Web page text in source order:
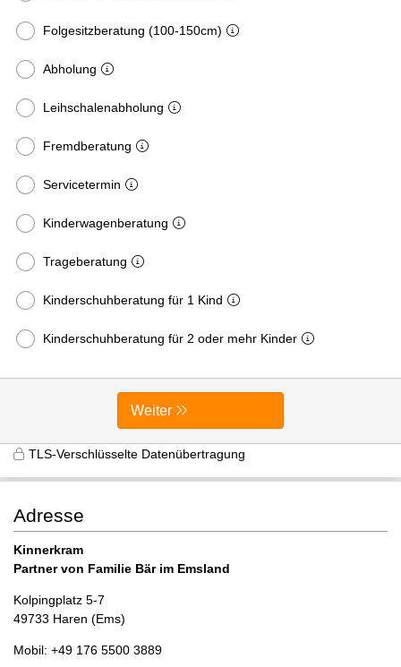
Folgesitzberatung (100-150cm)
Abholung
Leihschalenabholung
Fremdberatung
Servicetermin
Kinderwagenberatung
Trageberatung
Kinderschuhberatung für 1 Kind
Kinderschuhberatung für 2 oder mehr Kinder
Weiter
TLS-Verschlüsselte Datenübertragung
Adresse
Kinnerkram
Partner von Familie Bär im Emsland
Kolpingplatz 5-7
49733 Haren (Ems)
Mobil: +49 176 5500 3889